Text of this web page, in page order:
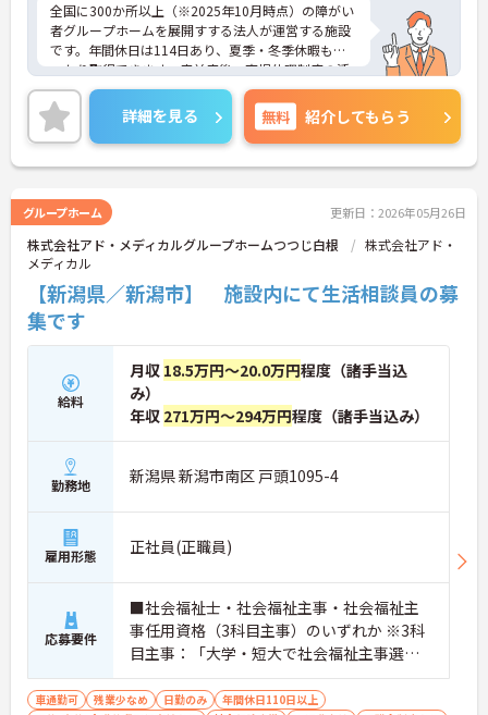
全国に300か所以上（※2025年10月時点）の障がい
者グループホームを展開すする法人が運営する施設
です。年間休日は114日あり、夏季・冬季休暇もし
っかり取得できます。産前産後・育児休暇制度の活
用実績も豊富で、子育て中の方も多数活躍してお
り、ライフステージに変化があっても安心して長く
働ける環境です。職場では20代から60代まで幅広い
年代のスタッフがそれぞれの経験を活かして活躍し
ています。一般社員研修や外部勉強会受講支援な
心です。また、請求・申請業務は本社専門部署が一
括対応するため、利用者さまへの支援に集中できま
す。キャリアアップを目指したい方、プライベート
と両立しながら専門性を高めたい方におすすめで
す。ご興味のある方は詳細等をお伝えしますので、
お気軽にお問い合わせください。
詳細を見る 無料 紹介してもらう
グループホーム 更新日：2026年05月26日
株式会社アド・メディカルグループホームつつじ白根
株式会社アド・
メディカル
【新潟県／新潟市】 施設内にて生活相談員の募
集です
給料
月収 18.5万円～20.0万円程度（諸手当込
み）
年収 271万円～294万円程度（諸手当込み）
勤務地 新潟県 新潟市南区 戸頭1095-4
雇用形態 正社員(正職員)
応募要件
■社会福祉士・社会福祉主事・社会福祉主
事任用資格（3科目主事）のいずれか ※3科
目主事：「大学・短大で社会福祉主事選択
必修科目のうち3科目以上の単位を修得して
卒業者。 ※介護施設などで就業経験のある
車通勤可 残業少なめ 日勤のみ
年間休日110日以上